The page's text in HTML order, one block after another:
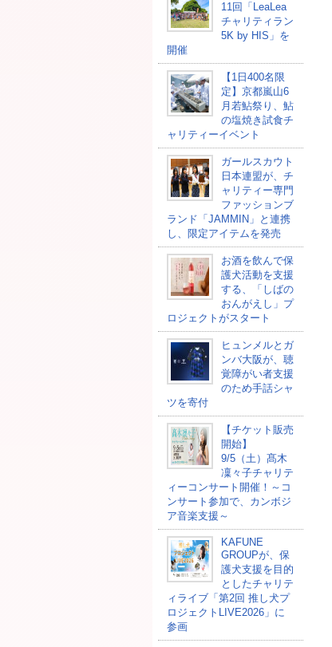
11回「LeaLea
チャリティラン
5K by HIS」を
開催
【1日400名限
定】京都嵐山6
月若鮎祭り、鮎
の塩焼き試食チ
ャリティーイベント
ガールスカウト
日本連盟が、チ
ャリティー専門
ファッションブ
ランド「JAMMIN」と連携
し、限定アイテムを発売
お酒を飲んで保
護犬活動を支援
する、「しばの
おんがえし」プ
ロジェクトがスタート
ヒュンメルとガ
ンバ大阪が、聴
覚障がい者支援
のため手話シャ
ツを寄付
【チケット販売
開始】
9/5（土）髙木
凜々子チャリテ
ィーコンサート開催！～コ
ンサート参加で、カンボジ
ア音楽支援～
KAFUNE
GROUPが、保
護犬支援を目的
としたチャリテ
ィライブ「第2回 推し犬プ
ロジェクトLIVE2026」に
参画